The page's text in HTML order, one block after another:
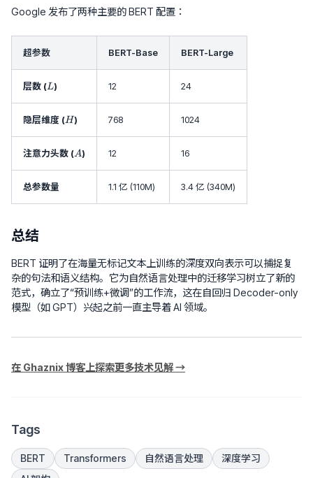
Google 发布了两种主要的 BERT 配置：
超参数 BERT-Base BERT-Large
层数 (L
L) 12 24
隐层维度 (H
H) 768 1024
注意力头数 ( A
A) 12 16
总参数量 1.1 亿 (110M) 3.4 亿 (340M)
总结
BERT 证明了在海量无标记文本上训练的深度双向表示可以捕捉复
杂的句法和语义结构。它为自然语言处理中的迁移学习树立了新的
范式，确立了“预训练+微调”的工作流，这在自回归 Decoder-only
模型（如 GPT）兴起之前一直主导着 AI 领域。
在 Ghaznix 博客上探索更多技术见解 →
Tags
BERT Transformers 自然语言处理
深度学习